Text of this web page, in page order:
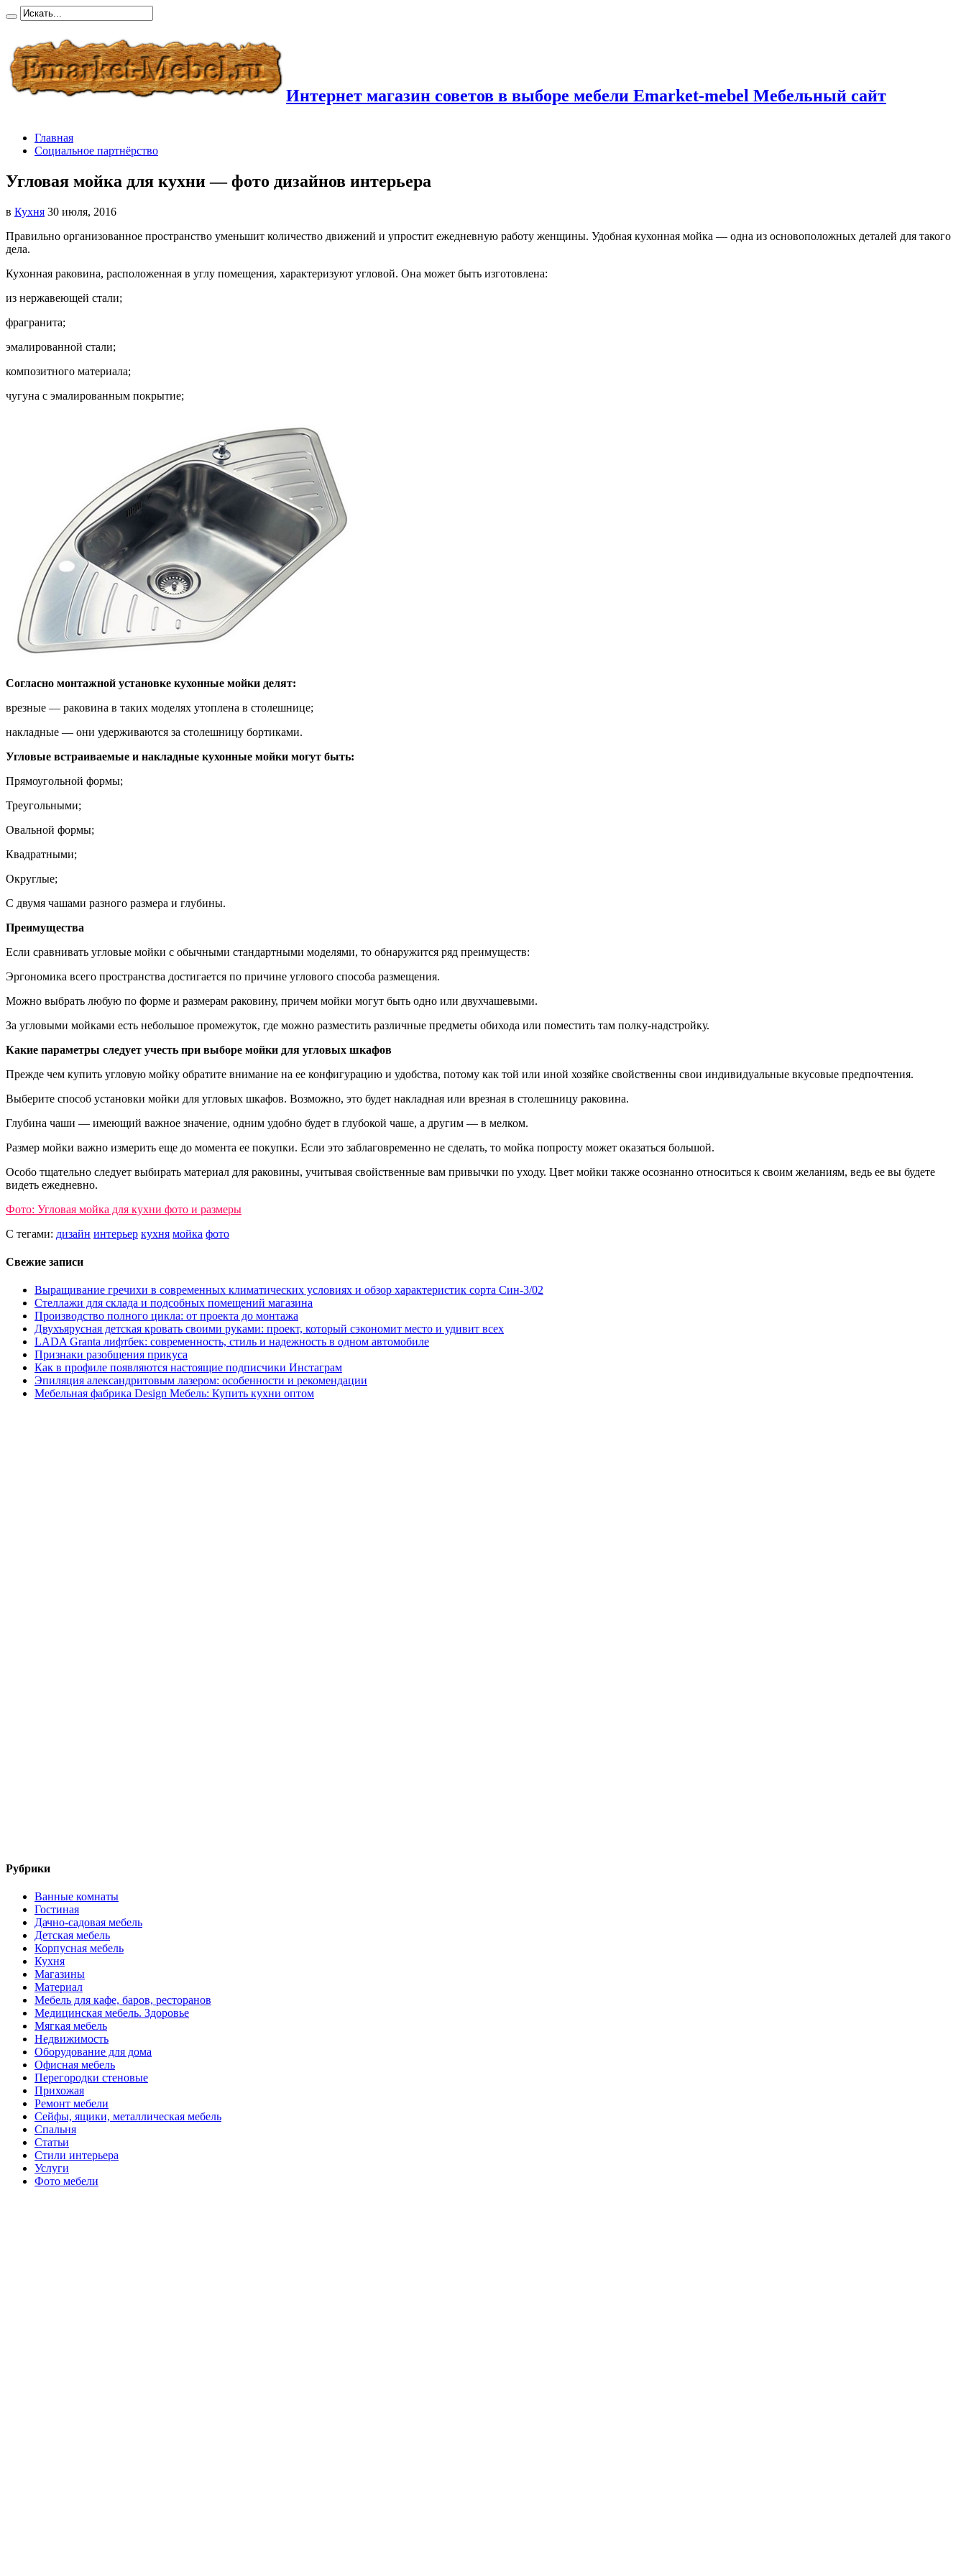
Интернет магазин советов в выборе мебели Emarket-mebel Мебельный сайт
Главная
Социальное партнёрство
Угловая мойка для кухни — фото дизайнов интерьера
в Кухня 30 июля, 2016
Правильно организованное пространство уменьшит количество движений и упростит ежедневную работу женщины. Удобная кухонная мойка — одна из основоположных деталей для такого
дела.
Кухонная раковина, расположенная в углу помещения, характеризуют угловой. Она может быть изготовлена:
из нержавеющей стали;
фрагранита;
эмалированной стали;
композитного материала;
чугуна с эмалированным покрытие;
Согласно монтажной установке кухонные мойки делят:
врезные — раковина в таких моделях утоплена в столешнице;
накладные — они удерживаются за столешницу бортиками.
Угловые встраиваемые и накладные кухонные мойки могут быть:
Прямоугольной формы;
Треугольными;
Овальной формы;
Квадратными;
Округлые;
С двумя чашами разного размера и глубины.
Преимущества
Если сравнивать угловые мойки с обычными стандартными моделями, то обнаружится ряд преимуществ:
Эргономика всего пространства достигается по причине углового способа размещения.
Можно выбрать любую по форме и размерам раковину, причем мойки могут быть одно или двухчашевыми.
За угловыми мойками есть небольшое промежуток, где можно разместить различные предметы обихода или поместить там полку-надстройку.
Какие параметры следует учесть при выборе мойки для угловых шкафов
Прежде чем купить угловую мойку обратите внимание на ее конфигурацию и удобства, потому как той или иной хозяйке свойственны свои индивидуальные вкусовые предпочтения.
Выберите способ установки мойки для угловых шкафов. Возможно, это будет накладная или врезная в столешницу раковина.
Глубина чаши — имеющий важное значение, одним удобно будет в глубокой чаше, а другим — в мелком.
Размер мойки важно измерить еще до момента ее покупки. Если это заблаговременно не сделать, то мойка попросту может оказаться большой.
Особо тщательно следует выбирать материал для раковины, учитывая свойственные вам привычки по уходу. Цвет мойки также осознанно относиться к своим желаниям, ведь ее вы будете
видеть ежедневно.
Фото: Угловая мойка для кухни фото и размеры
С тегами: дизайн интерьер кухня мойка фото
Свежие записи
Выращивание гречихи в современных климатических условиях и обзор характеристик сорта Син-3/02
Стеллажи для склада и подсобных помещений магазина
Производство полного цикла: от проекта до монтажа
Двухъярусная детская кровать своими руками: проект, который сэкономит место и удивит всех
LADA Granta лифтбек: современность, стиль и надежность в одном автомобиле
Признаки разобщения прикуса
Как в профиле появляются настоящие подписчики Инстаграм
Эпиляция александритовым лазером: особенности и рекомендации
Мебельная фабрика Design Мебель: Купить кухни оптом
Рубрики
Ванные комнаты
Гостиная
Дачно-садовая мебель
Детская мебель
Корпусная мебель
Кухня
Магазины
Материал
Мебель для кафе, баров, ресторанов
Медицинская мебель. Здоровье
Мягкая мебель
Недвижимость
Оборудование для дома
Офисная мебель
Перегородки стеновые
Прихожая
Ремонт мебели
Сейфы, ящики, металлическая мебель
Спальня
Статьи
Стили интерьера
Услуги
Фото мебели